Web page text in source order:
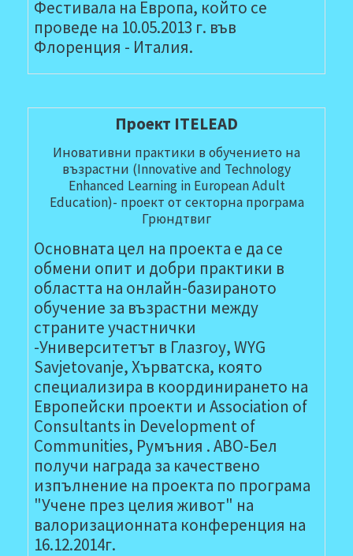
Фестивала на Европа, който се
проведе на 10.05.2013 г. във
Флоренция - Италия.
Проект ITELEAD
Иновативни практики в обучението на
възрастни (Innovative and Technology
Enhanced Learning in European Adult
Education)- проект от секторна програма
Грюндтвиг
Основната цел на проекта е да се
обмени опит и добри практики в
областта на онлайн-базираното
обучение за възрастни между
страните участнички
-Университетът в Глазгоу, WYG
Savjetovanje, Хърватска, която
специализира в координирането на
Европейски проекти и Association of
Consultants in Development of
Communities, Румъния . АВО-Бел
получи награда за качествено
изпълнение на проекта по програма
"Учене през целия живот" на
валоризационната конференция на
16.12.2014г.